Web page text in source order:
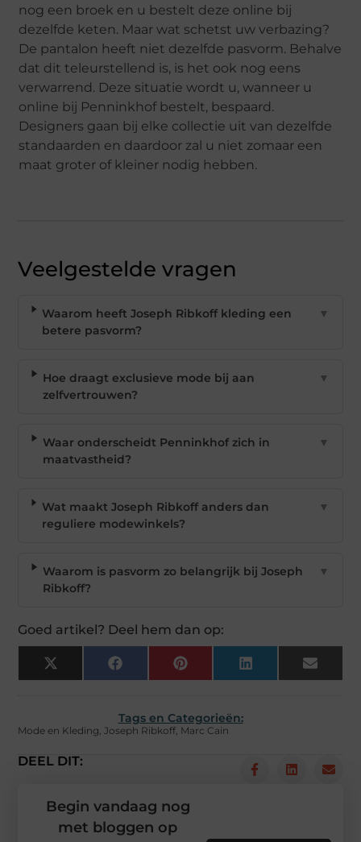
nog een broek en u bestelt deze online bij
dezelfde keten. Maar wat schetst uw verbazing?
De pantalon heeft niet dezelfde pasvorm. Behalve
dat dit teleurstellend is, is het ook nog eens
verwarrend. Deze situatie wordt u, wanneer u
online bij Penninkhof bestelt, bespaard.
Designers gaan bij elke collectie uit van dezelfde
standaarden en daardoor zal u niet zomaar een
maat groter of kleiner nodig hebben.
Veelgestelde vragen
Waarom heeft Joseph Ribkoff kleding een
betere pasvorm?
▼
Hoe draagt exclusieve mode bij aan
zelfvertrouwen?
▼
Waar onderscheidt Penninkhof zich in
maatvastheid?
▼
Wat maakt Joseph Ribkoff anders dan
reguliere modewinkels?
▼
Waarom is pasvorm zo belangrijk bij Joseph
Ribkoff?
▼
Goed artikel? Deel hem dan op:
X
(Twitter)
Facebook Pinterest LinkedIn Email
Tags en Categorieën:
Mode en Kleding,Joseph Ribkoff, Marc Cain
DEEL DIT:
Begin vandaag nog
met bloggen op